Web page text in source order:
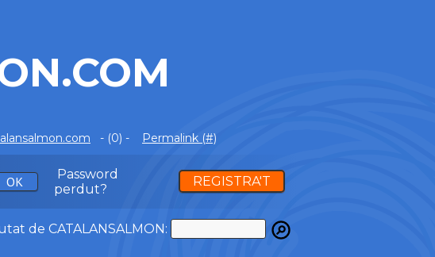
- (0) - Permalink (#)
Password
perdut?
REGISTRA'T
de CATALANSALMON: